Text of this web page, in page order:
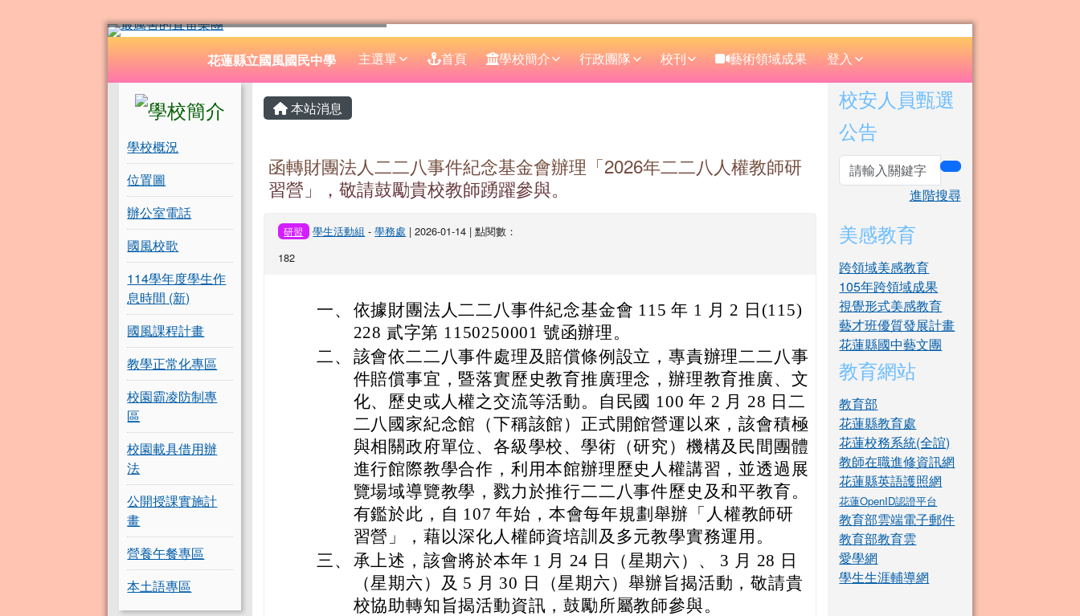
花蓮縣立國風國民中學
導覽列 花蓮縣立國風國民中學 主選單 首頁 學校簡介 行政團隊 校刊 藝術領域成果 登入
左邊區域內容
學校概況
位置圖
辦公室電話
國風校歌
114學年度學生作
息時間 (新)
國風課程計畫
教學正常化專區
校園霸凌防制專
區
校園載具借用辦
法
公開授課實施計
畫
營養午餐專區
本土語專區
主內容區域
本站消息
函轉財團法人二二八事件紀念基金會辦理「2026年二二八人權教師研
習營」，敬請鼓勵貴校教師踴躍參與。
研習 學生活動組 -學務處 | 2026-01-14 | 點閱數：
182
一、 依據財團法人二二八事件紀念基金會 115 年 1 月 2 日(115)
228 貳字第 1150250001 號函辦理。
二、 該會依二二八事件處理及賠償條例設立，專責辦理二二八事
件賠償事宜，暨落實歷史教育推廣理念，辦理教育推廣、文
化、歷史或人權之交流等活動。自民國 100 年 2 月 28 日二
二八國家紀念館（下稱該館）正式開館營運以來，該會積極
與相關政府單位、各級學校、學術（研究）機構及民間團體
進行館際教學合作，利用本館辦理歷史人權講習，並透過展
覽場域導覽教學，戮力於推行二二八事件歷史及和平教育。
有鑑於此，自 107 年始，本會每年規劃舉辦「人權教師研
習營」，藉以深化人權師資培訓及多元教學實務運用。
三、 承上述，該會將於本年 1 月 24 日（星期六）、 3 月 28 日
（星期六）及 5 月 30 日（星期六）舉辦旨揭活動，敬請貴
校協助轉知旨揭活動資訊，鼓勵所屬教師參與。
右邊區域內容
校安人員甄選
公告
search
進階搜尋
美感教育
跨領域美感教育
105年跨領域成果
視覺形式美感教育
藝才班優質發展計畫
花蓮縣國中藝文團
教育網站
教育部
花蓮縣教育處
花蓮校務系統(全誼)
教師在職進修資訊網
花蓮縣英語護照網
花蓮OpenID認證平台
教育部雲端電子郵件
教育部教育雲
愛學網
學生生涯輔導網
頁尾區域